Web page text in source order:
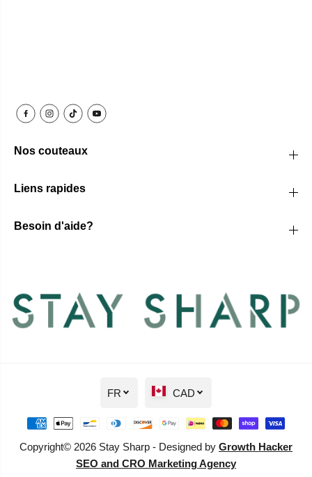
Nos couteaux
Liens rapides
Besoin d'aide?
Copyright© 2026 Stay Sharp - Designed by Growth Hacker
SEO and CRO Marketing Agency
FR CAD